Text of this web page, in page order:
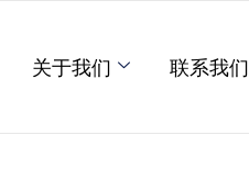
关于我们 联系我们